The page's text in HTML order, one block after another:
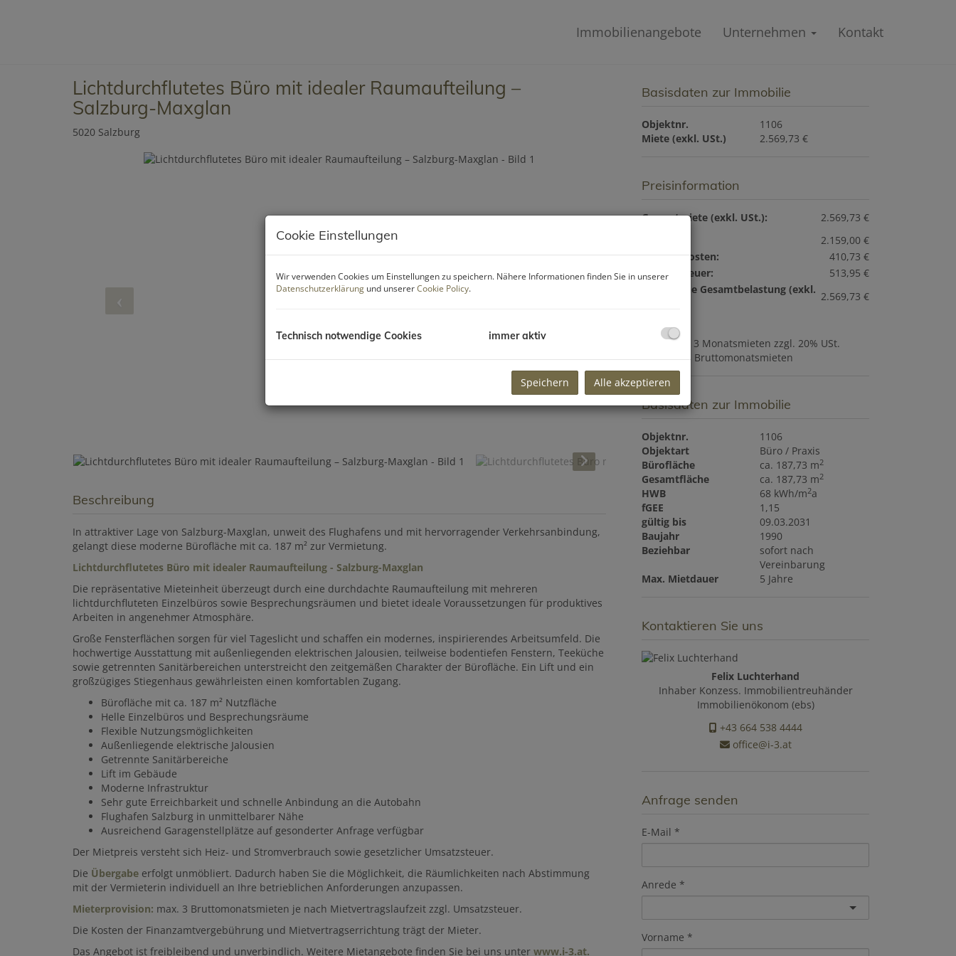
Immobilienangebote Unternehmen Kontakt
Lichtdurchflutetes Büro mit idealer Raumaufteilung –
Salzburg-Maxglan
5020 Salzburg
Beschreibung
In attraktiver Lage von Salzburg-Maxglan, unweit des Flughafens und mit hervorragender Verkehrsanbindung,
gelangt diese moderne Bürofläche mit ca. 187 m² zur Vermietung.
Lichtdurchflutetes Büro mit idealer Raumaufteilung - Salzburg-Maxglan
Die repräsentative Mieteinheit überzeugt durch eine durchdachte Raumaufteilung mit mehreren
lichtdurchfluteten Einzelbüros sowie Besprechungsräumen und bietet ideale Voraussetzungen für produktives
Arbeiten in angenehmer Atmosphäre.
Große Fensterflächen sorgen für viel Tageslicht und schaffen ein modernes, inspirierendes Arbeitsumfeld. Die
hochwertige Ausstattung mit außenliegenden elektrischen Jalousien, teilweise bodentiefen Fenstern, Teeküche
sowie getrennten Sanitärbereichen unterstreicht den zeitgemäßen Charakter der Bürofläche. Ein Lift und ein
großzügiges Stiegenhaus gewährleisten einen komfortablen Zugang.
Bürofläche mit ca. 187 m² Nutzfläche
Helle Einzelbüros und Besprechungsräume
Flexible Nutzungsmöglichkeiten
Außenliegende elektrische Jalousien
Getrennte Sanitärbereiche
Lift im Gebäude
Moderne Infrastruktur
Sehr gute Erreichbarkeit und schnelle Anbindung an die Autobahn
Flughafen Salzburg in unmittelbarer Nähe
Ausreichend Garagenstellplätze auf gesonderter Anfrage verfügbar
Der Mietpreis versteht sich Heiz- und Stromverbrauch sowie gesetzlicher Umsatzsteuer.
Die Übergabe erfolgt unmöbliert. Dadurch haben Sie die Möglichkeit, die Räumlichkeiten nach Abstimmung
mit der Vermieterin individuell an Ihre betrieblichen Anforderungen anzupassen.
Mieterprovision: max. 3 Bruttomonatsmieten je nach Mietvertragslaufzeit zzgl. Umsatzsteuer.
Die Kosten der Finanzamtvergebührung und Mietvertragserrichtung trägt der Mieter.
Das Angebot ist freibleibend und unverbindlich. Weitere Mietangebote finden Sie bei uns unter www.i-3.at.
Basisdaten zur Immobilie
Objektnr.
1106
Miete (exkl. USt.)
2.569,73 €
Preisinformation
Gesamtmiete (exkl. USt.):
2.569,73 €
2.159,00 €
Betriebskosten:
410,73 €
Umsatzsteuer:
513,95 €
monatliche Gesamtbelastung (exkl.
2.569,73 €
Provision:
3 Monatsmieten zzgl. 20% USt.
Kaution: 3 Bruttomonatsmieten
Basisdaten zur Immobilie
Objektnr.
1106
Objektart
Büro / Praxis
Bürofläche
ca. 187,73 m2
Gesamtfläche ca. 187,73 m2
HWB 68 kWh/m2a
fGEE
1,15
gültig bis
09.03.2031
Baujahr
1990
Beziehbar
sofort nach
Vereinbarung
Max. Mietdauer
5 Jahre
Kontaktieren Sie uns
Felix Luchterhand
Inhaber Konzess. Immobilientreuhänder
Immobilienökonom (ebs)
+43 664 538 4444
office@i-3.at
Anfrage senden
E-Mail
Anrede
Vorname
Cookie Einstellungen
Wir verwenden Cookies um Einstellungen zu speichern. Nähere Informationen finden Sie in unserer
Datenschutzerklärung und unsererCookie Policy.
Technisch notwendige Cookies immer aktiv
Speichern Alle akzeptieren